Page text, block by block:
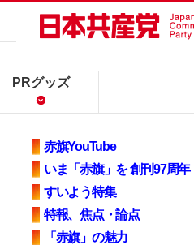
PRグッズ
赤旗YouTube
いま「赤旗」を 創刊97周年
すいよう特集
特報、焦点・論点
「赤旗」の魅力